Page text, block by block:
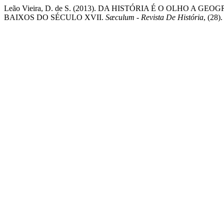
Leão Vieira, D. de S. (2013). DA HISTÓRIA É O OLHO A
BAIXOS DO SÉCULO XVII. Sæculum - Revista De História,